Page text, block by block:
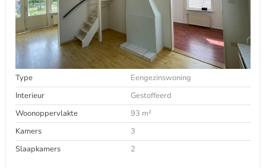
Type
Eengezinswoning
Interieur
Gestoffeerd
Woonoppervlakte
93 m²
Kamers
3
Slaapkamers
2